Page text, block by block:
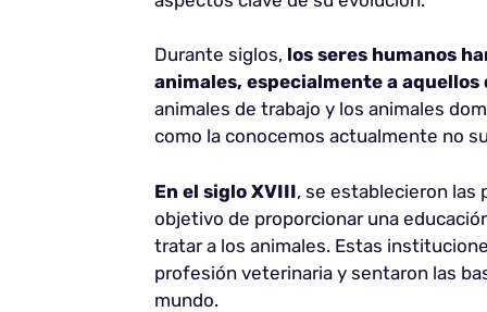
Durante siglos, los seres humanos
animales, especialmente a
animales de trabajo y los animales
como la conocemos actualmente no
En el siglo XVIII, se establecieron las
objetivo de proporcionar una
tratar a los animales. Estas
profesión veterinaria y sentaron las
mundo.